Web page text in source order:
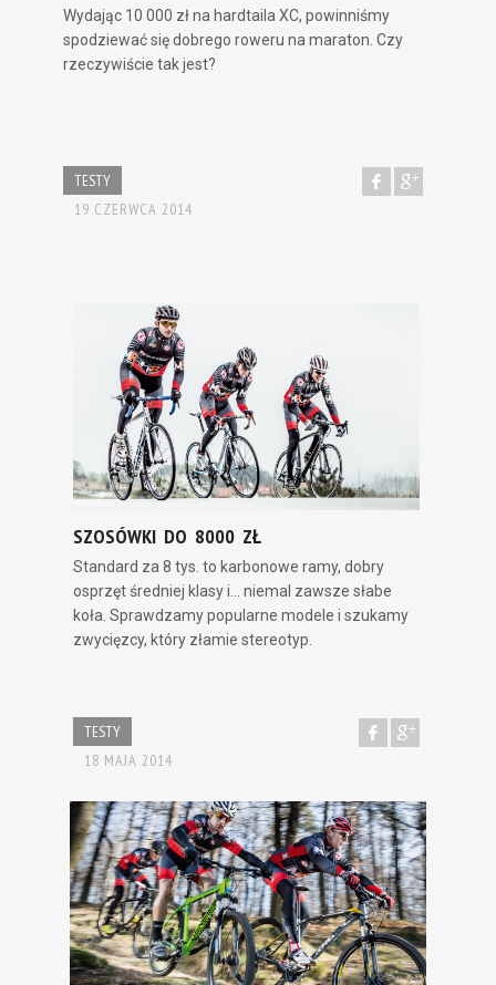
Wydając 10 000 zł na hardtaila XC, powinniśmy
spodziewać się dobrego roweru na maraton. Czy
rzeczywiście tak jest?
TESTY
19 CZERWCA 2014
SZOSÓWKI DO 8000 ZŁ
Standard za 8 tys. to karbonowe ramy, dobry
osprzęt średniej klasy i... niemal zawsze słabe
koła. Sprawdzamy popularne modele i szukamy
zwycięzcy, który złamie stereotyp.
TESTY
18 MAJA 2014